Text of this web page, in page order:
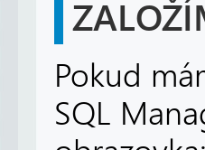
Pokud
SQL